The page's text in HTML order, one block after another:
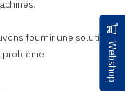
Webshop
fournir une solution de